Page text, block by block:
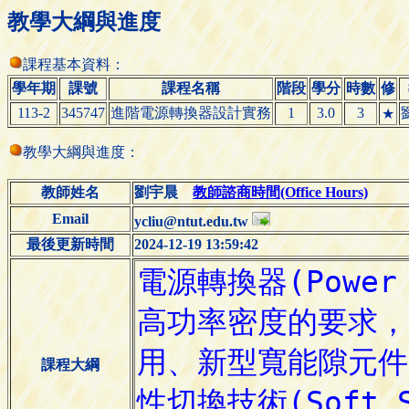
教學大綱與進度
課程基本資料：
學年期
課號 課程名稱 階段 學分 時數 修
113-2
345747 進階電源轉換器設計實務 1 3.0 3 ★
教學大綱與進度：
教師姓名 劉宇晨教師諮商時間(Office Hours)
Email
ycliu@ntut.edu.tw
最後更新時間
2024-12-19 13:59:42
課程大綱